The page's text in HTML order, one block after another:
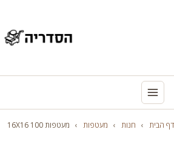
דף הבית › חנות › מעטפות › מעטפות 100 16X16